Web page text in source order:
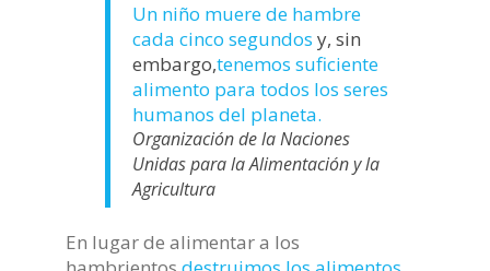
Un niño muere de hambre
cada cinco segundos y, sin
embargo,tenemos suficiente
alimento para todos los seres
humanos del planeta.
Organización de la Naciones
Unidas para la Alimentación y la
Agricultura
En lugar de alimentar a los